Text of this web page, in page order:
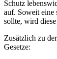
Schutz
auf. Soweit eine
sollte, wird diese
Zusätzlich zu
Gesetze: